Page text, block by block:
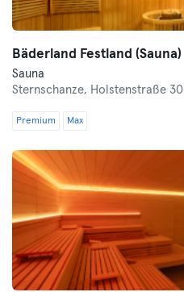
Bäderland Festland (Sauna)
Sauna
Sternschanze, Holstenstraße 30
Premium Max